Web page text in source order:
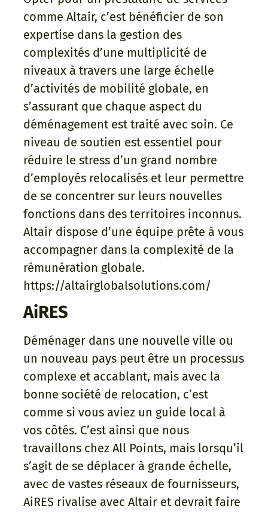
comme Altair, c’est bénéficier de son
expertise dans la gestion des
complexités d’une multiplicité de
niveaux à travers une large échelle
d’activités de mobilité globale, en
s’assurant que chaque aspect du
déménagement est traité avec soin. Ce
niveau de soutien est essentiel pour
réduire le stress d’un grand nombre
d’employés relocalisés et leur permettre
de se concentrer sur leurs nouvelles
fonctions dans des territoires inconnus.
Altair dispose d’une équipe prête à vous
accompagner dans la complexité de la
rémunération globale.
https://altairglobalsolutions.com/
AiRES
Déménager dans une nouvelle ville ou
un nouveau pays peut être un processus
complexe et accablant, mais avec la
bonne société de relocation, c’est
comme si vous aviez un guide local à
vos côtés. C’est ainsi que nous
travaillons chez All Points, mais lorsqu’il
s’agit de se déplacer à grande échelle,
avec de vastes réseaux de fournisseurs,
AiRES rivalise avec Altair et devrait faire